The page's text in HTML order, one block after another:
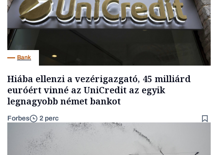
Bank
Hiába ellenzi a vezérigazgató, 45 milliárd
euróért vinné az UniCredit az egyik
legnagyobb német bankot
Forbes 2 perc